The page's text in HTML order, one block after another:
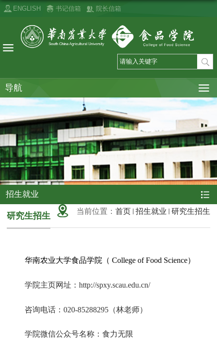
ENGLISH 书记信箱 院长信箱
导航
招生就业
当前位置： 首页 招生就业 研究生招生
研究生招生
华南农业大学食品学院（ College of Food Science）
学院主页网址：http://spxy.scau.edu.cn/
咨询电话：020-85288295 （林老师）
学院微信公众号名称：食力无限